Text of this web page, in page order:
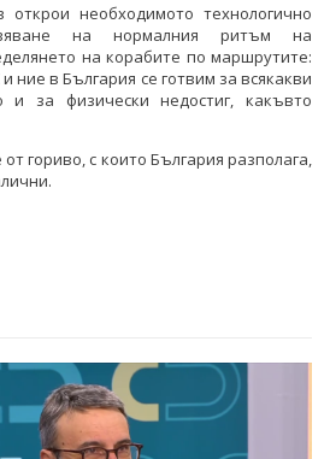
необходимото технологично
на нормалния ритъм на
на корабите по маршрутите:
ние в България се готвим за всякакви
и за физически недостиг, какъвто
гориво, с които България разполага,